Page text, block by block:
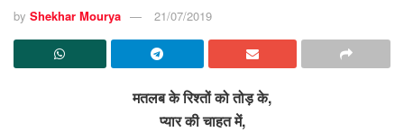
by Shekhar Mourya 21/07/2019
मतलब के रिश्तों को तोड़ के,
प्यार की चाहत में,